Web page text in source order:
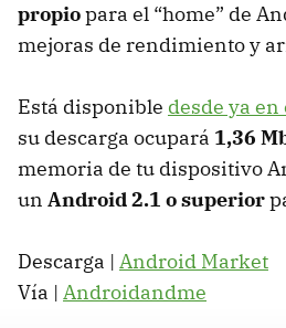
propiopara el “home” de
mejoras de rendimiento y
Está disponible desde ya
su descarga ocupará 1,36
memoria de tu dispositivo
un Android 2.1 o superior
Descarga | Android Market
Vía | Androidandme